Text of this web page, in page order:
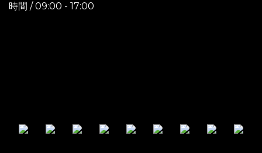
時間 / 09:00 - 17:00